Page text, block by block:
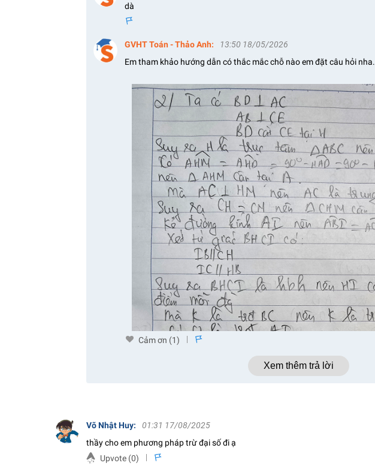
dà
GVHT Toán - Thảo Anh:
13:50 18/05/2026
Em tham khảo hướng dẫn có thắc mắc chỗ nào em đặt câu hỏi nha.
Cảm ơn (1)
Xem thêm trả lời
Võ Nhật Huy:
01:31 17/08/2025
thầy cho em phương pháp trừ đại số đi ạ
Upvote (0)